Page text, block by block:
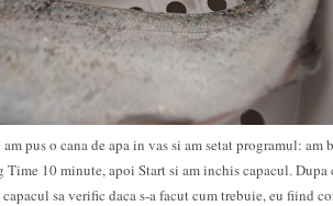
am pus o cana de apa in vas si am setat programul: am
10 minute, apoi Start si am inchis capacul.
capacul sa verific daca s-a facut cum trebuie, eu fiind